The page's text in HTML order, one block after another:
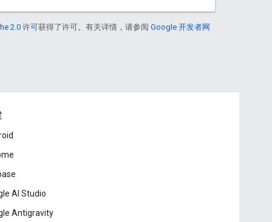
2.0 许可获得了许可。有关详情，请参阅 Google 开发者网
AI Studio
Antigravity